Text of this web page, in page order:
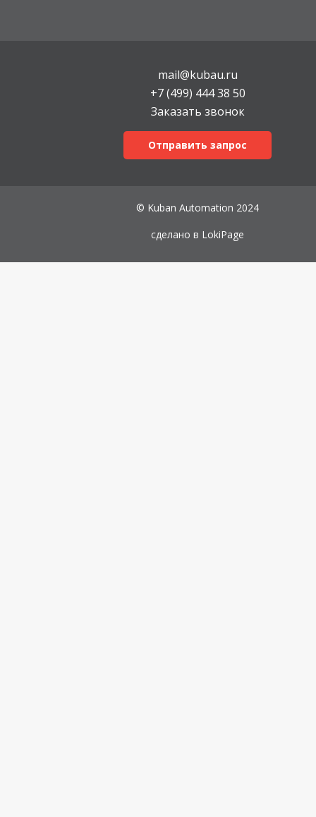
mail@kubau.ru
+7 (499) 444 38 50
Заказать звонок
Отправить запрос
© Kuban Automation 2024
сделано в LokiPage